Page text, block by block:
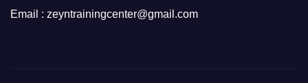
Email : zeyntrainingcenter@gmail.com